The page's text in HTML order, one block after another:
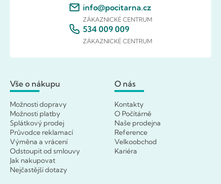
info@pocitarna.cz
ZÁKAZNICKÉ CENTRUM
534 009 009
ZÁKAZNICKÉ CENTRUM
Vše o nákupu
Možnosti dopravy
Možnosti platby
Splátkový prodej
Průvodce reklamací
Výměna a vrácení
Odstoupit od smlouvy
Jak nakupovat
Nejčastější dotazy
O nás
Kontakty
O Počítárně
Naše prodejna
Reference
Velkoobchod
Kariéra